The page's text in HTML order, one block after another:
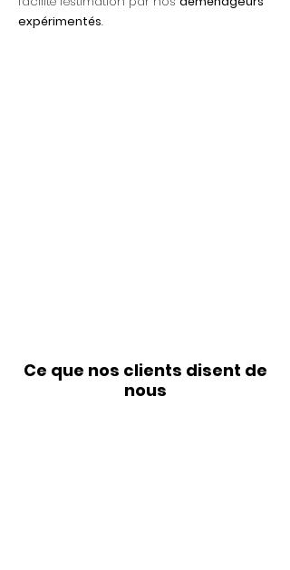
expérimentés.
Ce que nos clients disent de
nous